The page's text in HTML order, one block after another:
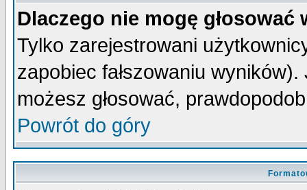
Dlaczego nie mogę głosować
Tylko zarejestrowani
zapobiec fałszowaniu
możesz głosować,
Powrót do góry